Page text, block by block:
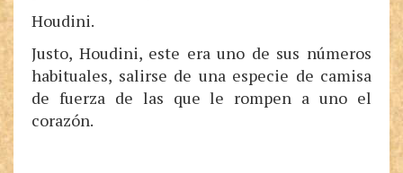
Houdini.
Justo, Houdini, este era uno de sus números
habituales, salirse de una especie de camisa
de fuerza de las que le rompen a uno el
corazón.